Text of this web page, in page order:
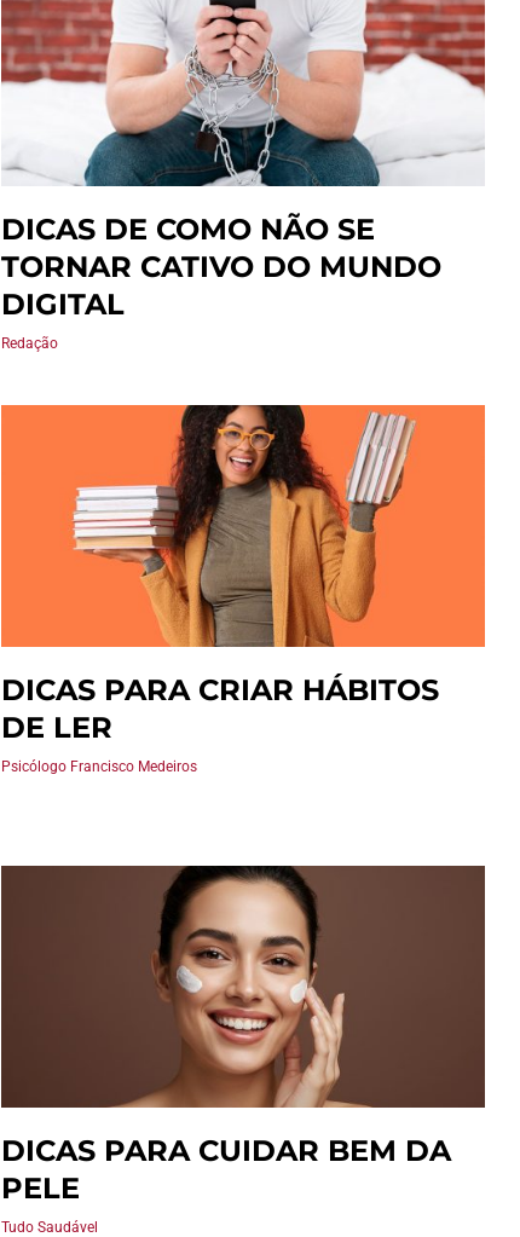
DICAS DE COMO NÃO SE
TORNAR CATIVO DO MUNDO
DIGITAL
Redação
DICAS PARA CRIAR HÁBITOS
DE LER
Psicólogo Francisco Medeiros
DICAS PARA CUIDAR BEM DA
PELE
Tudo Saudável